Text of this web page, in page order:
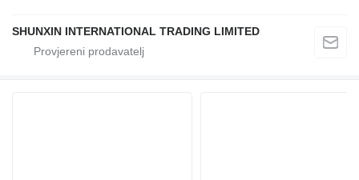
SHUNXIN INTERNATIONAL TRADING LIMITED